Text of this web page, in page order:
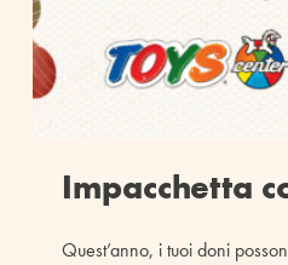
Impacchetta
Quest’anno, i tuoi doni